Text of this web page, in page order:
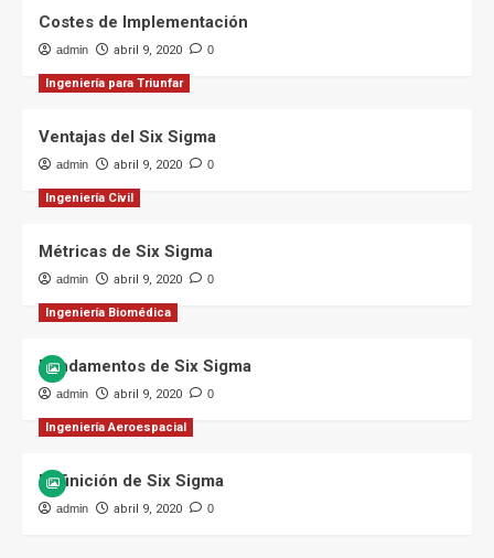
Costes de Implementación
admin abril 9, 2020 0
Ingeniería para Triunfar
Ventajas del Six Sigma
admin abril 9, 2020 0
Ingeniería Civil
Métricas de Six Sigma
admin abril 9, 2020 0
Ingeniería Biomédica
Fundamentos de Six Sigma
admin abril 9, 2020 0
Ingeniería Aeroespacial
Definición de Six Sigma
admin abril 9, 2020 0